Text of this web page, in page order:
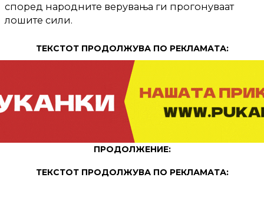
според народните верувања ги прогонуваат
лошите сили.
ТЕКСТОТ ПРОДОЛЖУВА ПО РЕКЛАМАТА:
ПРОДОЛЖЕНИЕ:
ТЕКСТОТ ПРОДОЛЖУВА ПО РЕКЛАМАТА: